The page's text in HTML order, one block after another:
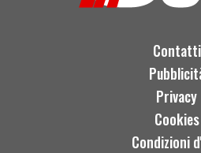
Contatti
Privacy
Cookies
Condizioni